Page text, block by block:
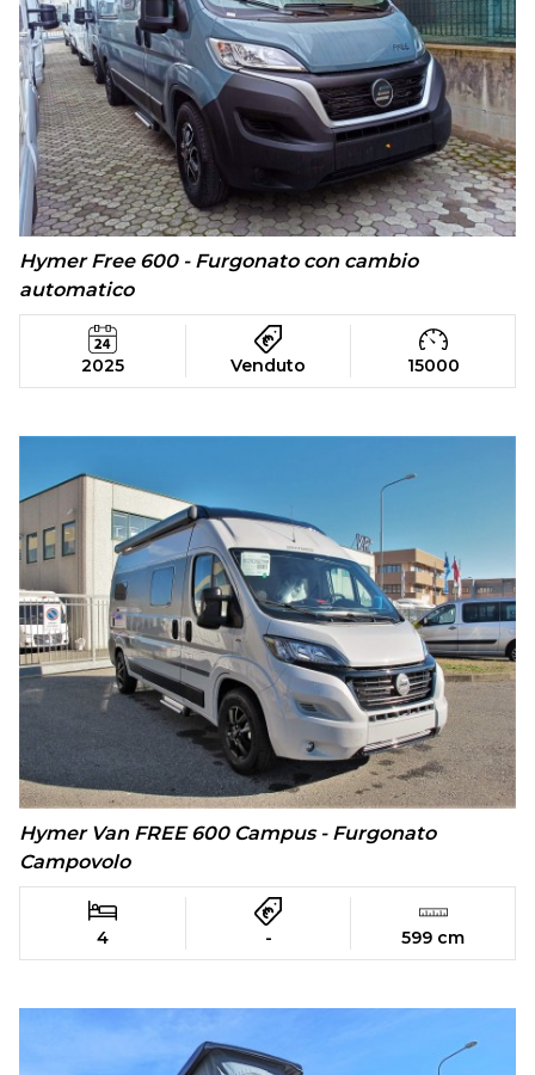
Hymer Free 600 - Furgonato con cambio
automatico
2025 Venduto 15000
Hymer Van FREE 600 Campus - Furgonato
Campovolo
4 - 599 cm